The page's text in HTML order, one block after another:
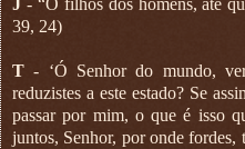
39, 24)
T - ‘Ó Senhor do mundo,
reduzistes a este estado? Se
passar por mim, o que é isso
juntos, Senhor, por onde fordes,